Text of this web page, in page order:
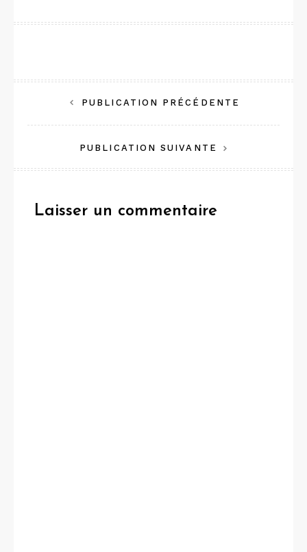
Navigation
de
l’article
PUBLICATION PRÉCÉDENTE
PUBLICATION SUIVANTE
Laisser un commentaire